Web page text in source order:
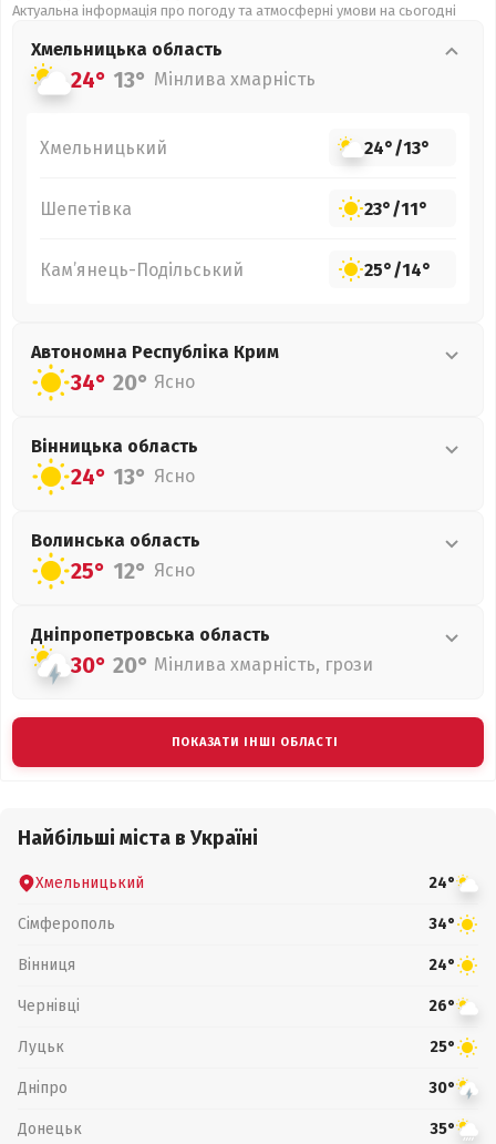
Актуальна інформація про погоду та атмосферні умови на сьогодні
Хмельницька область
24° 13° Мінлива хмарність
Хмельницький 24°/13°
Шепетівка 23°/11°
Кам’янець-Подільський 25°/14°
Автономна Республіка Крим
34° 20° Ясно
Вінницька область
24° 13° Ясно
Волинська область
25° 12° Ясно
Дніпропетровська область
30° 20° Мінлива хмарність, грози
ПОКАЗАТИ ІНШІ ОБЛАСТІ
Найбільші міста в Україні
Хмельницький 24°
Сімферополь 34°
Вінниця 24°
Чернівці 26°
Луцьк 25°
Дніпро 30°
Донецьк 35°